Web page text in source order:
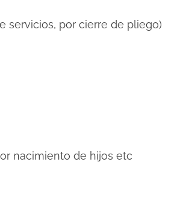
servicios, por cierre de pliego)
nacimiento de hijos etc